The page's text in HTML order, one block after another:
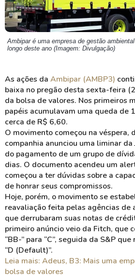
Ambipar é uma empresa de gestão
longo deste ano (Imagem: Divulgação)
As ações da Ambipar (AMBP3)
baixa no pregão desta sexta-feira
da bolsa de valores. Nos primeiros
papéis acumulavam uma queda de
cerca de R$ 6,60.
O movimento começou na véspera,
companhia anunciou uma liminar
do pagamento de um grupo de
dias. O documento acendeu um
começou a ter dúvidas sobre a
de honrar seus compromissos.
Hoje, porém, o movimento se
reavaliação feita pelas agências de
que derrubaram suas notas de
primeiro anúncio veio da Fitch, que
“BB-” para “C”, seguida da S&P
“D (Default)”.
Leia mais: Adeus, B3: Mais uma
bolsa de valores